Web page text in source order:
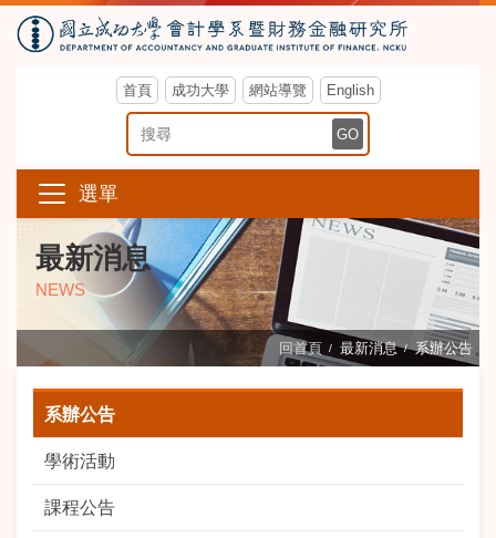
首頁 成功大學 網站導覽 English
搜尋關鍵字 GO
選單
最新消息
NEWS
回首頁 最新消息 系辦公告
系辦公告
學術活動
課程公告